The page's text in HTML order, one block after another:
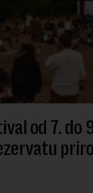
od 7. do